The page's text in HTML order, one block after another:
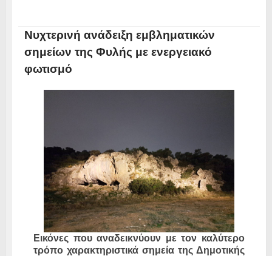
Νυχτερινή ανάδειξη εμβληματικών
σημείων της Φυλής με ενεργειακό
φωτισμό
Εικόνες που αναδεικνύουν με τον καλύτερο
τρόπο χαρακτηριστικά σημεία της Δημοτικής